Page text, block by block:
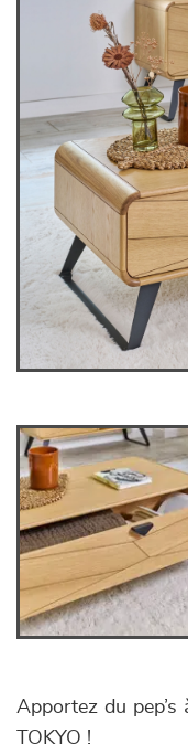
Apportez du
TOKYO !